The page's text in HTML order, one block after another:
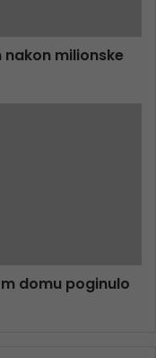
milionske
domu poginulo